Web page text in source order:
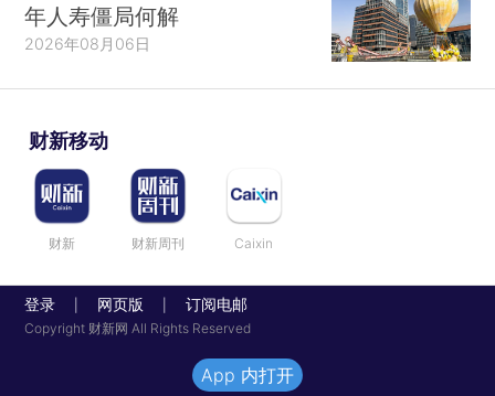
年人寿僵局何解
2026年08月06日
财新移动
财新 财新周刊 Caixin
登录 网页版 订阅电邮
Copyright 财新网 All Rights Reserved
App 内打开